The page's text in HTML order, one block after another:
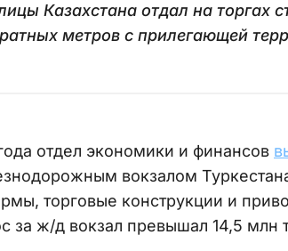
Казахстана отдал на торгах
метров с прилегающей
отдел экономики и финансов
вокзалом
торговые конструкции и
за ж/д вокзал превышал 14,5 млн